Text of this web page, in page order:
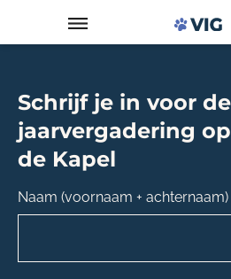
Schrijf je in voor de
jaarvergadering
de Kapel
Naam (voornaam + achternaam)